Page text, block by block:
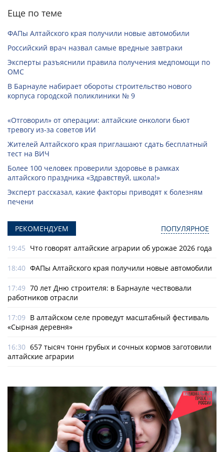
Еще по теме
ФАПы Алтайского края получили новые автомобили
Российский врач назвал самые вредные завтраки
Эксперты разъяснили правила получения медпомощи по
ОМС
В Барнауле набирает обороты строительство нового
корпуса городской поликлиники № 9
«Отговорил» от операции: алтайские онкологи бьют
тревогу из‑за советов ИИ
Жителей Алтайского края приглашают сдать бесплатный
тест на ВИЧ
Более 100 человек проверили здоровье в рамках
алтайского праздника «Здравствуй, школа!»
Эксперт рассказал, какие факторы приводят к болезням
печени
РЕКОМЕНДУЕМ ПОПУЛЯРНОЕ
19:45 Что говорят алтайские аграрии об урожае 2026 года
18:40 ФАПы Алтайского края получили новые автомобили
17:49 70 лет Дню строителя: в Барнауле чествовали
работников отрасли
17:09 В алтайском селе проведут масштабный фестиваль
«Сырная деревня»
16:30 657 тысяч тонн грубых и сочных кормов заготовили
алтайские аграрии